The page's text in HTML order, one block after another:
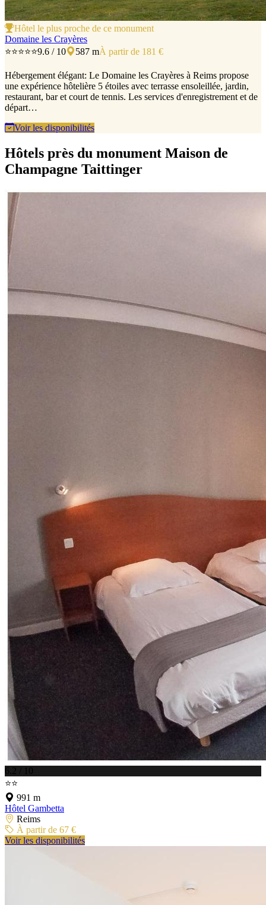
Hôtel le plus proche de ce monument
Domaine les Crayères
⭐⭐⭐⭐⭐9.6 / 10 587 mÀ partir de 181 €
Hébergement élégant: Le Domaine les Crayères à Reims propose
une expérience hôtelière 5 étoiles avec terrasse ensoleillée, jardin,
restaurant, bar et court de tennis. Les services d'enregistrement et de
départ…
Voir les disponibilités
Hôtels près du monument Maison de
Champagne Taittinger
6.2 / 10
⭐⭐
991 m
Hôtel Gambetta
Reims
À partir de 67 €
Voir les disponibilités